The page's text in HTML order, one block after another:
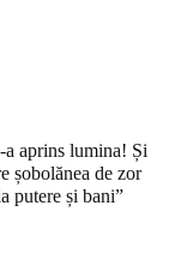
aprins lumina! Și
șobolănea de zor
putere și bani”